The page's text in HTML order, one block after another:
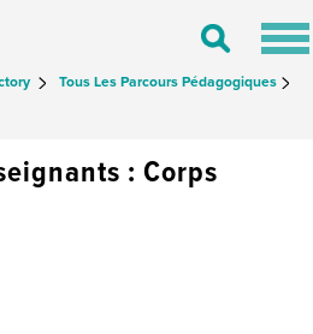
Toggle
Tous Les Parcours Pédagogiques
: Corps